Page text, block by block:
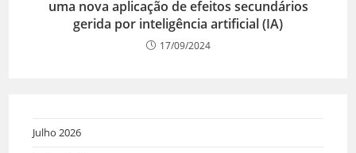
uma nova aplicação de efeitos secundários
gerida por inteligência artificial (IA)
17/09/2024
Julho 2026